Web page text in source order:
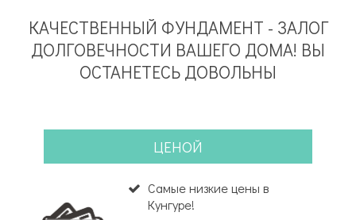
КАЧЕСТВЕННЫЙ ФУНДАМЕНТ - ЗАЛОГ
ДОЛГОВЕЧНОСТИ ВАШЕГО ДОМА! ВЫ
ОСТАНЕТЕСЬ ДОВОЛЬНЫ
ЦЕНОЙ
Самые низкие цены в
Кунгуре!